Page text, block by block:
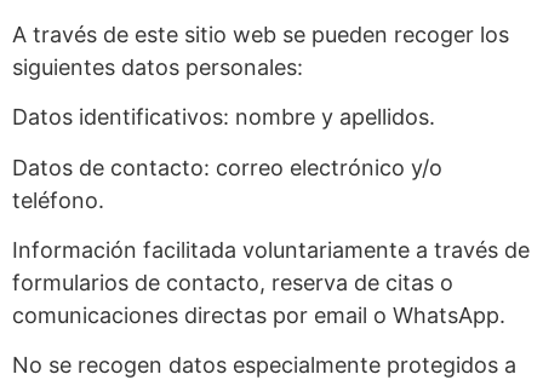
A través de este sitio web se pueden recoger los
siguientes datos personales:
Datos identificativos: nombre y apellidos.
Datos de contacto: correo electrónico y/o
teléfono.
Información facilitada voluntariamente a través de
formularios de contacto, reserva de citas o
comunicaciones directas por email o WhatsApp.
No se recogen datos especialmente protegidos a